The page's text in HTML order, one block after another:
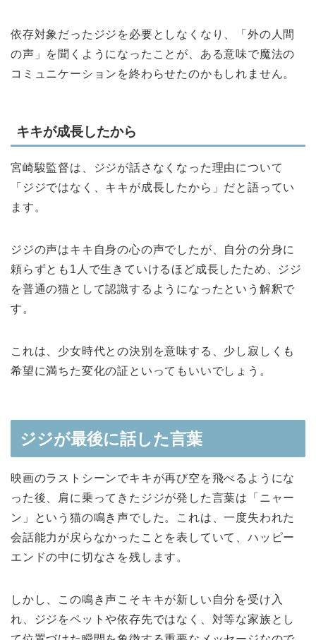
依存対象だったジジを必要としなくなり、「外の人間
の声」を聞くようになったことが、ある意味で魔法の
コミュニケーションを終わらせたのかもしれません。
キキが成長したから
宮崎駿監督は、ジジが話さなくなった理由について
「ジジではなく、キキが成長したから」だと語ってい
ます。
ジジの声はキキ自身の心の声でしたが、自分の分身に
頼らずとも1人で生きていけるほど成長したため、ジジ
を普通の猫として認識するようになったという解釈で
す。
これは、少女時代との決別を意味する、少し寂しくも
希望に満ちた変化の証といってもいいでしょう。
ジジが最後に話した言葉
映画のラストシーンでキキが再び空を飛べるようにな
った後、肩に乗ってきたジジが発した言葉は「ニャー
ン」という猫の鳴き声でした。これは、一度失われた
会話能力が戻らなかったことを表していて、ハッピー
エンドの中に切なさを残します。
しかし、この鳴き声こそキキが新しい自分を受け入
れ、ジジをペットや依存先ではなく、対等な家族とし